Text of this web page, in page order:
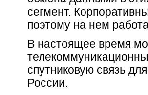
сегмент.
поэтому на нем
В настоящее время
спутниковую связь
России.